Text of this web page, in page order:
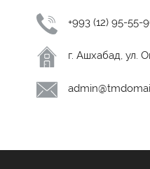
+993 (12) 95-55-
г. Ашхабад, ул.